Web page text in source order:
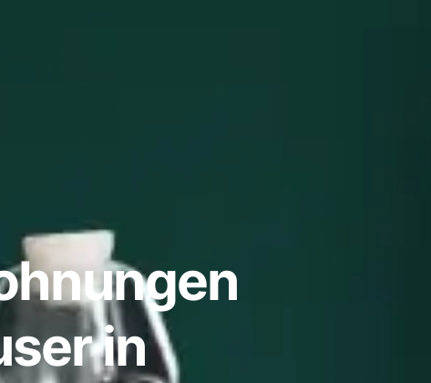
in